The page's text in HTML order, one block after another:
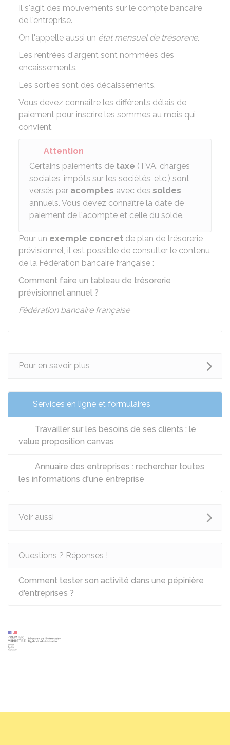
Il s'agit des mouvements sur le compte bancaire
de l'entreprise.
On l'appelle aussi un état mensuel de trésorerie.
Les rentrées d'argent sont nommées des
encaissements.
Les sorties sont des décaissements.
Vous devez connaître les différents délais de
paiement pour inscrire les sommes au mois qui
convient.
Attention
Certains paiements de taxe (TVA, charges
sociales, impôts sur les sociétés, etc.) sont
versés par acomptes avec des soldes
annuels. Vous devez connaître la date de
paiement de l'acompte et celle du solde.
Pour un exemple concret de plan de trésorerie
prévisionnel, il est possible de consulter le contenu
de la Fédération bancaire française :
Comment faire un tableau de trésorerie
prévisionnel annuel ?
Fédération bancaire française
Pour en savoir plus
Services en ligne et formulaires
Travailler sur les besoins de ses clients : le
value proposition canvas
Annuaire des entreprises : rechercher toutes
les informations d'une entreprise
Voir aussi
Questions ? Réponses !
Comment tester son activité dans une pépinière
d'entreprises ?